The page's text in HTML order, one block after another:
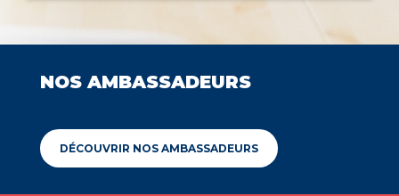
NOS AMBASSADEURS
DÉCOUVRIR NOS AMBASSADEURS